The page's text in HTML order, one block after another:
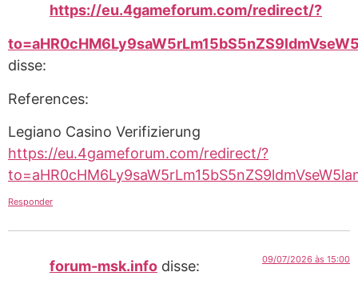
https://eu.4gameforum.com/redirect/?
disse:
References:
Legiano Casino Verifizierung
https://eu.4gameforum.com/redirect/?
Responder
forum-msk.info disse: 09/07/2026 às 15:00